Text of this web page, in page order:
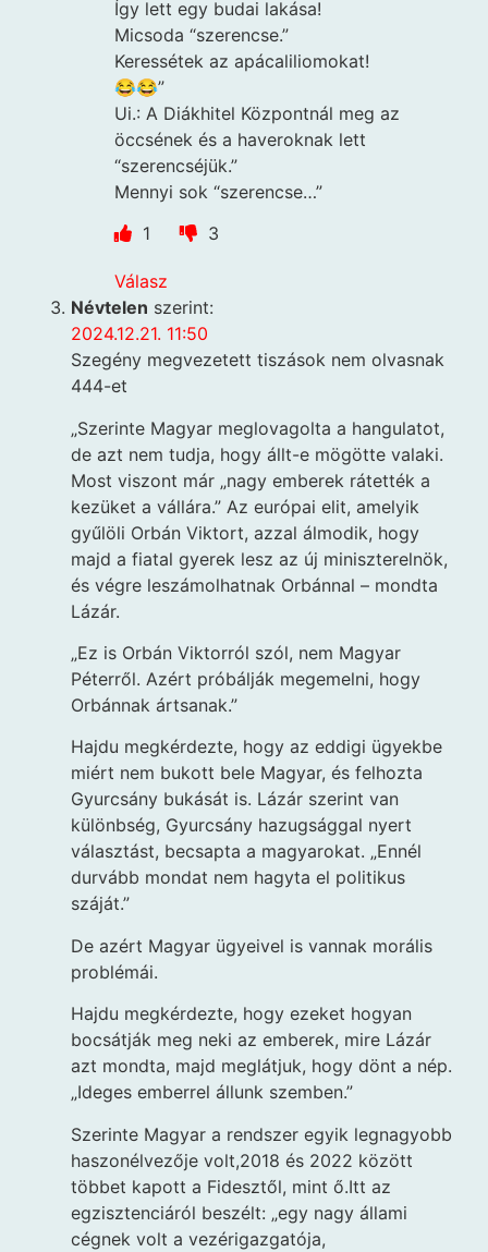
Így lett egy budai lakása!
Micsoda “szerencse.”
Keressétek az apácaliliomokat!
😂😂”
Ui.: A Diákhitel Központnál meg az
öccsének és a haveroknak lett
“szerencséjük.”
Mennyi sok “szerencse…”
1
3
Válasz
Névtelen szerint:
2024.12.21. 11:50
Szegény megvezetett tiszások nem olvasnak
444-et
„Szerinte Magyar meglovagolta a hangulatot,
de azt nem tudja, hogy állt-e mögötte valaki.
Most viszont már „nagy emberek rátették a
kezüket a vállára.” Az európai elit, amelyik
gyűlöli Orbán Viktort, azzal álmodik, hogy
majd a fiatal gyerek lesz az új miniszterelnök,
és végre leszámolhatnak Orbánnal – mondta
Lázár.
„Ez is Orbán Viktorról szól, nem Magyar
Péterről. Azért próbálják megemelni, hogy
Orbánnak ártsanak.”
Hajdu megkérdezte, hogy az eddigi ügyekbe
miért nem bukott bele Magyar, és felhozta
Gyurcsány bukását is. Lázár szerint van
különbség, Gyurcsány hazugsággal nyert
választást, becsapta a magyarokat. „Ennél
durvább mondat nem hagyta el politikus
száját.”
De azért Magyar ügyeivel is vannak morális
problémái.
Hajdu megkérdezte, hogy ezeket hogyan
bocsátják meg neki az emberek, mire Lázár
azt mondta, majd meglátjuk, hogy dönt a nép.
„Ideges emberrel állunk szemben.”
Szerinte Magyar a rendszer egyik legnagyobb
haszonélvezője volt,2018 és 2022 között
többet kapott a Fidesztől, mint ő.Itt az
egzisztenciáról beszélt: „egy nagy állami
cégnek volt a vezérigazgatója,